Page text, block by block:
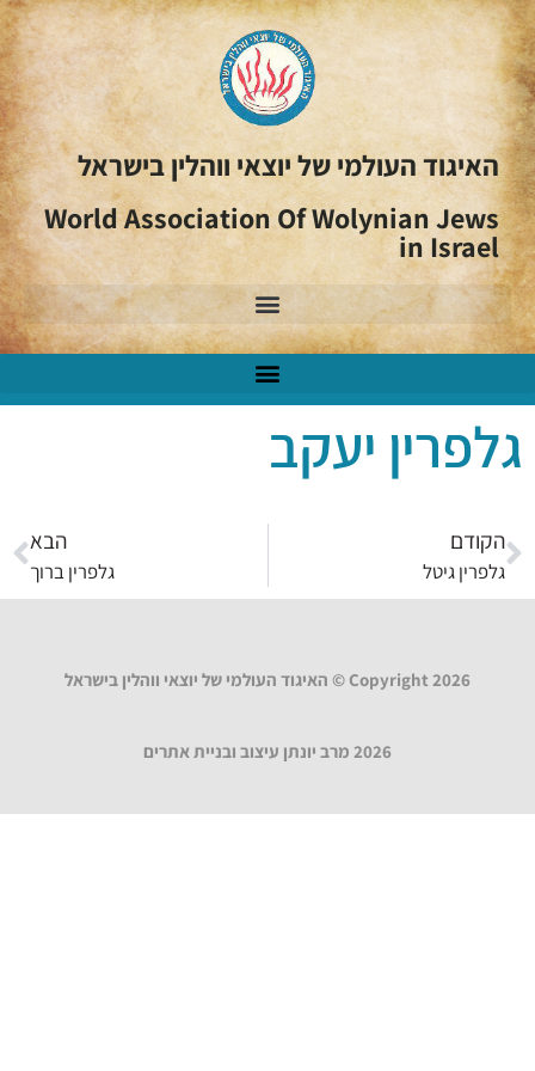
האיגוד העולמי של יוצאי ווהלין בישראל
World Association Of Wolynian Jews
in Israel
גלפרין יעקב
הקודם
גלפרין גיטל
הבא
גלפרין ברוך
Copyright 2026 © האיגוד העולמי של יוצאי ווהלין בישראל
2026 מרב יונתן עיצוב ובניית אתרים